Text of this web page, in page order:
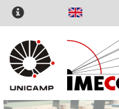
Pular
para
conteúdo
principal